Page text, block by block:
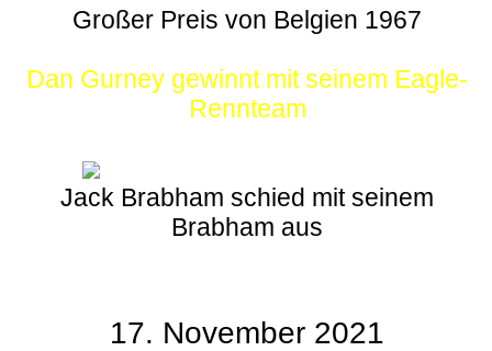
Großer Preis von Belgien 1967
Dan Gurney gewinnt mit seinem Eagle-
Rennteam
Jack Brabham schied mit seinem
Brabham aus
17. November 2021